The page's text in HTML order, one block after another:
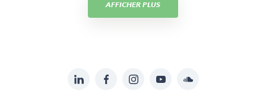
AFFICHER PLUS
LinkedInFacebookInstagramYouTubeSoundcloud